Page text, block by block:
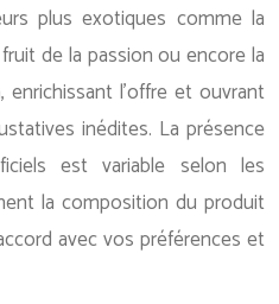
plus exotiques comme la
de la passion ou encore la
l’offre et ouvrant
inédites. La présence
est variable selon les
la composition du produit
avec vos préférences et